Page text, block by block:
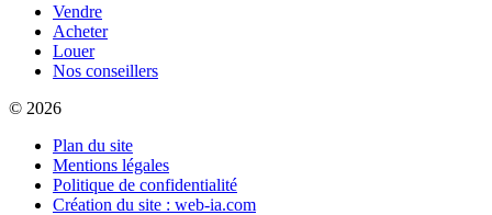
Vendre
Acheter
Louer
Nos conseillers
© 2026
Plan du site
Mentions légales
Politique de confidentialité
Création du site : web-ia.com